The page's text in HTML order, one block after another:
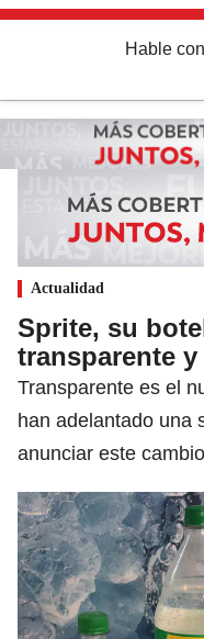
Hable
Actualidad
Sprite, su
transparente
Transparente es el
han adelantado una
anunciar este